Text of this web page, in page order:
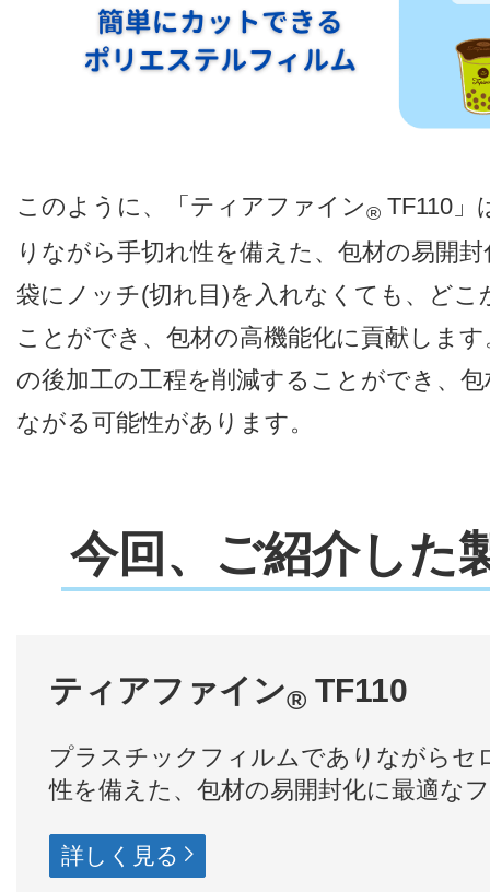
このように、「ティアファイン® TF110」
りながら手切れ性を備えた、包材の易開
袋にノッチ(切れ目)を入れなくても、ど
ことができ、包材の高機能化に貢献しま
の後加工の工程を削減することができ、
ながる可能性があります。
今回、ご紹介した
ティアファイン® TF110
プラスチックフィルムでありながらセ
性を備えた、包材の易開封化に最適な
詳しく見る